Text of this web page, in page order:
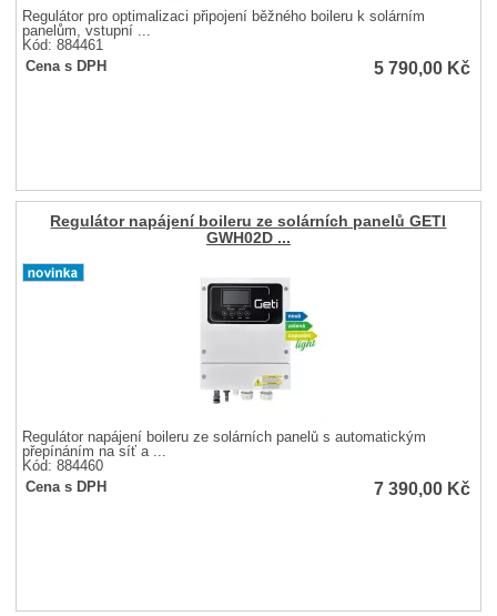
Regulátor pro optimalizaci připojení běžného boileru k solárním
panelům, vstupní ...
Kód: 884461
Cena s DPH
5 790,00 Kč
Regulátor napájení boileru ze solárních panelů GETI
GWH02D ...
Regulátor napájení boileru ze solárních panelů s automatickým
přepínáním na síť a ...
Kód: 884460
Cena s DPH
7 390,00 Kč